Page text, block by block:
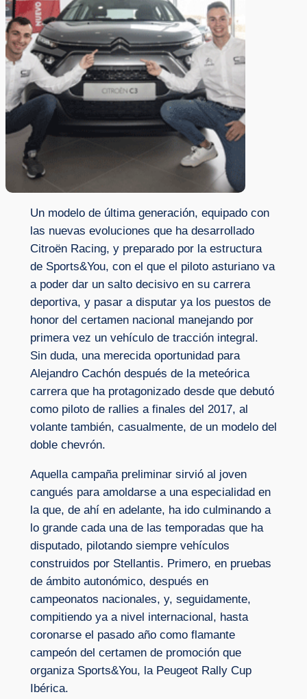
Un modelo de última generación, equipado con
las nuevas evoluciones que ha desarrollado
Citroën Racing, y preparado por la estructura
de Sports&You, con el que el piloto asturiano va
a poder dar un salto decisivo en su carrera
deportiva, y pasar a disputar ya los puestos de
honor del certamen nacional manejando por
primera vez un vehículo de tracción integral.
Sin duda, una merecida oportunidad para
Alejandro Cachón después de la meteórica
carrera que ha protagonizado desde que debutó
como piloto de rallies a finales del 2017, al
volante también, casualmente, de un modelo del
doble chevrón.
Aquella campaña preliminar sirvió al joven
cangués para amoldarse a una especialidad en
la que, de ahí en adelante, ha ido culminando a
lo grande cada una de las temporadas que ha
disputado, pilotando siempre vehículos
construidos por Stellantis. Primero, en pruebas
de ámbito autonómico, después en
campeonatos nacionales, y, seguidamente,
compitiendo ya a nivel internacional, hasta
coronarse el pasado año como flamante
campeón del certamen de promoción que
organiza Sports&You, la Peugeot Rally Cup
Ibérica.